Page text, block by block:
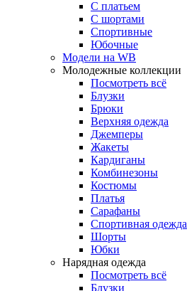
С платьем
С шортами
Спортивные
Юбочные
Модели на WB
Молодежные коллекции
Посмотреть всё
Блузки
Брюки
Верхняя одежда
Джемперы
Жакеты
Кардиганы
Комбинезоны
Костюмы
Платья
Сарафаны
Спортивная одежда
Шорты
Юбки
Нарядная одежда
Посмотреть всё
Блузки